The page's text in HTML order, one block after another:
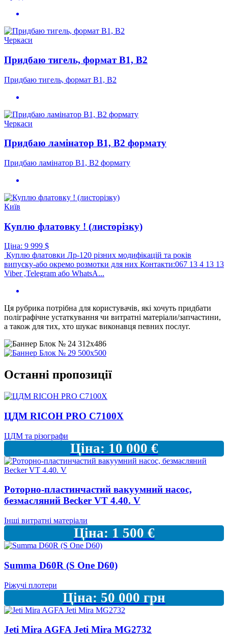
Черкаси
Придбаю тигель, формат B1, B2
Придбаю тигель, формат B1, B2
Черкаси
Придбаю ламінатор B1, B2 формату
Придбаю ламінатор B1, B2 формату
Київ
Куплю флатовку ! (листорізку)
Ціна: 9 999 $
Куплю флатовки Лр-120 різних модифікацій та років
випуску-або окремо розмотки для них Контакти:067 13 4 13 13
Viber ,Telegram або WhatsA...
Ця рубрика потрібна для користувачів, які хочуть придбати
поліграфічне устаткування чи витратні матеріали/запчастини,
а також для тих, хто шукає виконавця певних послуг.
Останні пропозиції
ЦДМ RICOH PRO C7100X
ЦДМ та різографи
Ціна: 10 000 €
Роторно-пластинчастий вакуумний насос,
безмасляний Becker VT 4.40. V
Інші витратні матеріали
Ціна: 1 500 €
Summa D60R (S One D60)
Ріжучі плотери
Ціна: 50 000 грн
Jeti Mira AGFA Jeti Mira MG2732